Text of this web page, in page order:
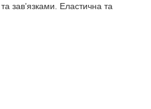
завʼязками. Еластична та